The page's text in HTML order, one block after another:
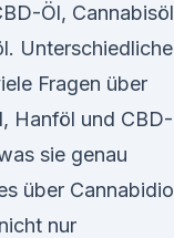
Öl,
Unterschiedliche
Fragen über
Hanföl und CBD-
sie genau
über
nur